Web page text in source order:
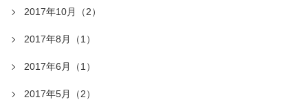
2017年10月（2）
2017年8月（1）
2017年6月（1）
2017年5月（2）